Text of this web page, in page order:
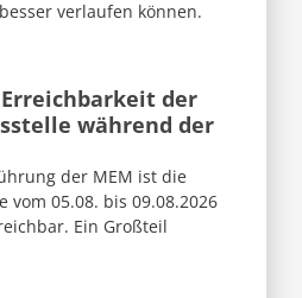
verlaufen können.
der
während der
der MEM ist die
vom 05.08. bis 09.08.2026
Ein Großteil